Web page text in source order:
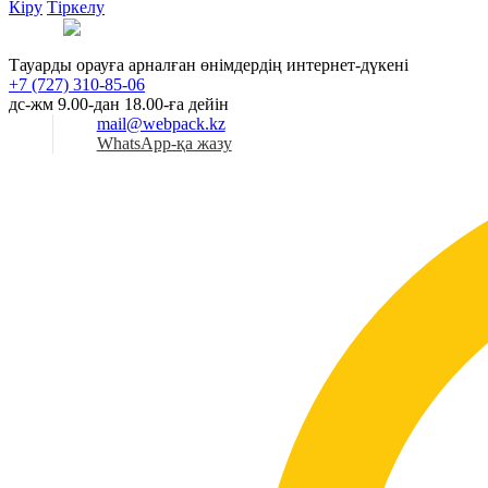
Кіру Тіркелу
Тауарды орауға арналған өнімдердің интернет-дүкені
+7 (727) 310-85-06
дс-жм 9.00-дан 18.00-ға дейін
mail@webpack.kz
WhatsApp-қа жазу